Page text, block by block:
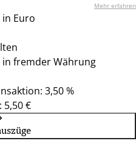
Mehr erfahren
Euro
fremder Währung
3,50 %
€